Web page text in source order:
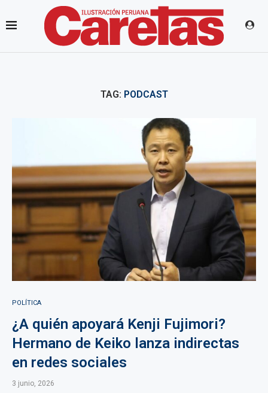
TAG: PODCAST
POLÍTICA
¿A quién apoyará Kenji Fujimori?
Hermano de Keiko lanza indirectas
en redes sociales
3 junio, 2026